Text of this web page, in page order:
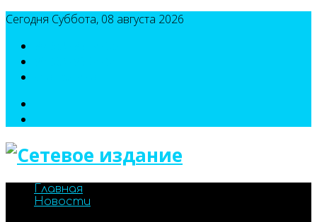
Сегодня Суббота, 08 августа 2026
Главная
Новости